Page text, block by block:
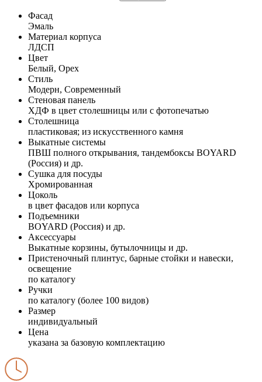
Фасад
Эмаль
Материал корпуса
ЛДСП
Цвет
Белый, Орех
Стиль
Модерн, Современный
Стеновая панель
ХДФ в цвет столешницы или с фотопечатью
Столешница
пластиковая; из искусственного камня
Выкатные системы
ПВШ полного открывания, тандембоксы BOYARD
(Россия) и др.
Сушка для посуды
Хромированная
Цоколь
в цвет фасадов или корпуса
Подъемники
BOYARD (Россия) и др.
Аксессуары
Выкатные корзины, бутылочницы и др.
Пристеночный плинтус, барные стойки и навески,
освещение
по каталогу
Ручки
по каталогу (более 100 видов)
Размер
индивидуальный
Цена
указана за базовую комплектацию